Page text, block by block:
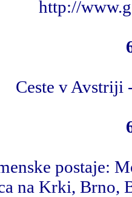
http://
Ceste v Avstriji
postaje:
na Krki, Brno,